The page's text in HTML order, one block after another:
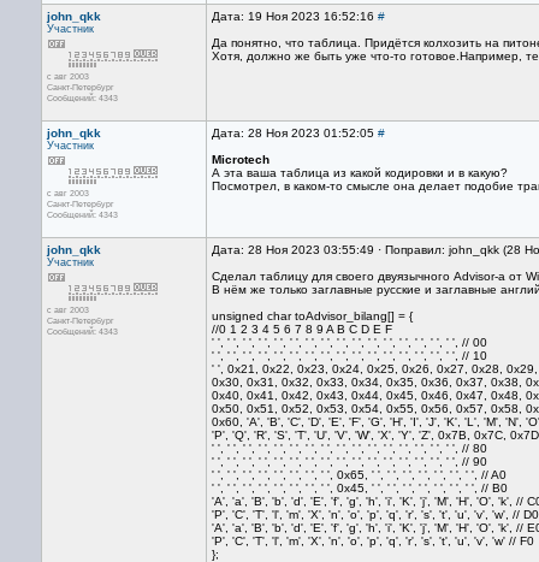
john_qkk
Участник
с авг 2003
Санкт-Петербург
Сообщений: 4343
Дата: 19 Ноя 2023 16:52:16 #
Да понятно, что таблица. Придётся колхозить на
Хотя, должно же быть уже что-то готовое.Например,
john_qkk
Участник
с авг 2003
Санкт-Петербург
Сообщений: 4343
Дата: 28 Ноя 2023 01:52:05 #
Microtech
А эта ваша таблица из какой кодировки и в какую?
Посмотрел, в каком-то смысле она делает подобие
john_qkk
Участник
с авг 2003
Санкт-Петербург
Сообщений: 4343
Дата: 28 Ноя 2023 03:55:49 · Поправил: john_qkk (28
Сделал таблицу для своего двуязычного Advisor-а от
В нём же только заглавные русские и заглавные
unsigned char toAdvisor_bilang[] = {
//0 1 2 3 4 5 6 7 8 9 A B C D E F
' ', ' ', ' ', ' ', ' ', ' ', ' ', ' ', ' ', ' ', ' ', ' ', ' ', ' ', ' ', ' ', // 00
' ', ' ', ' ', ' ', ' ', ' ', ' ', ' ', ' ', ' ', ' ', ' ', ' ', ' ', ' ', ' ', // 10
' ', 0x21, 0x22, 0x23, 0x24, 0x25, 0x26, 0x27, 0x28,
0x30, 0x31, 0x32, 0x33, 0x34, 0x35, 0x36, 0x37, 0x38,
0x40, 0x41, 0x42, 0x43, 0x44, 0x45, 0x46, 0x47, 0x48,
0x50, 0x51, 0x52, 0x53, 0x54, 0x55, 0x56, 0x57, 0x58,
0x60, 'A', 'B', 'C', 'D', 'E', 'F', 'G', 'H', 'I', 'J', 'K', 'L', 'M', 'N',
'P', 'Q', 'R', 'S', 'T', 'U', 'V', 'W', 'X', 'Y', 'Z', 0x7B, 0x7C,
' ', ' ', ' ', ' ', ' ', ' ', ' ', ' ', ' ', ' ', ' ', ' ', ' ', ' ', ' ', ' ', // 80
' ', ' ', ' ', ' ', ' ', ' ', ' ', ' ', ' ', ' ', ' ', ' ', ' ', ' ', ' ', ' ', // 90
' ', ' ', ' ', ' ', ' ', ' ', ' ', ' ', 0x65, ' ', ' ', ' ', ' ', ' ', ' ', ' ', // A0
' ', ' ', ' ', ' ', ' ', ' ', ' ', ' ', 0x45, ' ', ' ', ' ', ' ', ' ', ' ', ' ', // B0
'A', 'a', 'B', 'b', 'd', 'E', 'f', 'g', 'h', 'i', 'K', 'j', 'M', 'H', 'O', 'k', //
'P', 'C', 'T', 'l', 'm', 'X', 'n', 'o', 'p', 'q', 'r', 's', 't', 'u', 'v', 'w', // D0
'A', 'a', 'B', 'b', 'd', 'E', 'f', 'g', 'h', 'i', 'K', 'j', 'M', 'H', 'O', 'k', //
'P', 'C', 'T', 'l', 'm', 'X', 'n', 'o', 'p', 'q', 'r', 's', 't', 'u', 'v', 'w' // F0
};